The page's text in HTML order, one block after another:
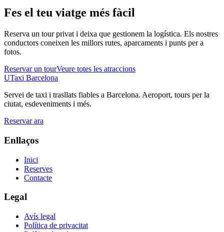
Fes el teu viatge més fàcil
Reserva un tour privat i deixa que gestionem la logística. Els nostres
conductors coneixen les millors rutes, aparcaments i punts per a
fotos.
Reservar un tourVeure totes les atraccions
UTaxi Barcelona
Servei de taxi i trasllats fiables a Barcelona. Aeroport, tours per la
ciutat, esdeveniments i més.
Reservar ara
Enllaços
Inici
Reserves
Contacte
Legal
Avís legal
Política de privacitat